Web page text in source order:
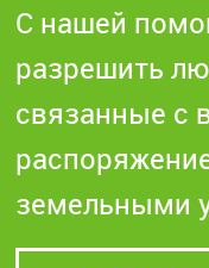
Контакты
Оставить заявку
С нашей
разрешить
связанные с
земельными